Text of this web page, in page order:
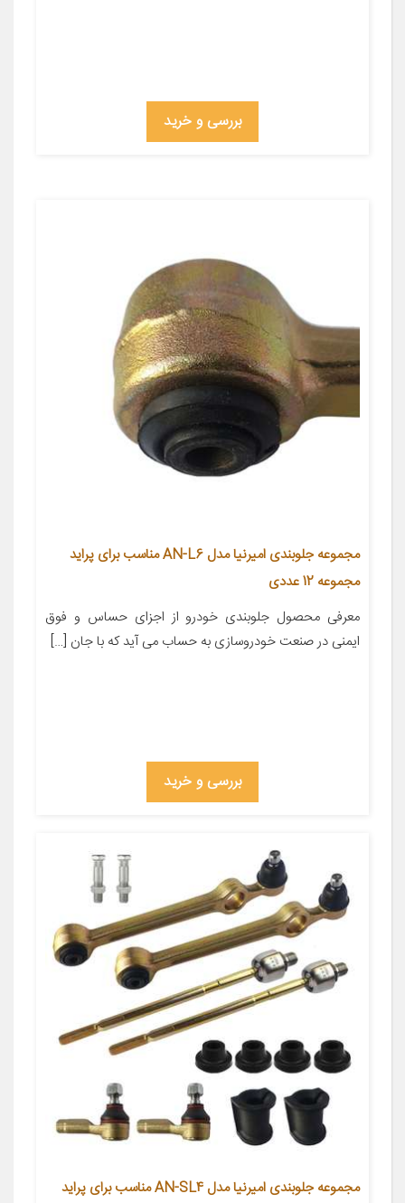
بررسی و خرید
مجموعه جلوبندی امیرنیا مدل AN-L6 مناسب برای پراید
مجموعه 12 عددی
معرفی محصول جلوبندی خودرو از اجزای حساس و فوق
ایمنی در صنعت خودروسازی به حساب می آید که با جان […]
بررسی و خرید
مجموعه جلوبندی امیرنیا مدل AN-SL4 مناسب برای پراید